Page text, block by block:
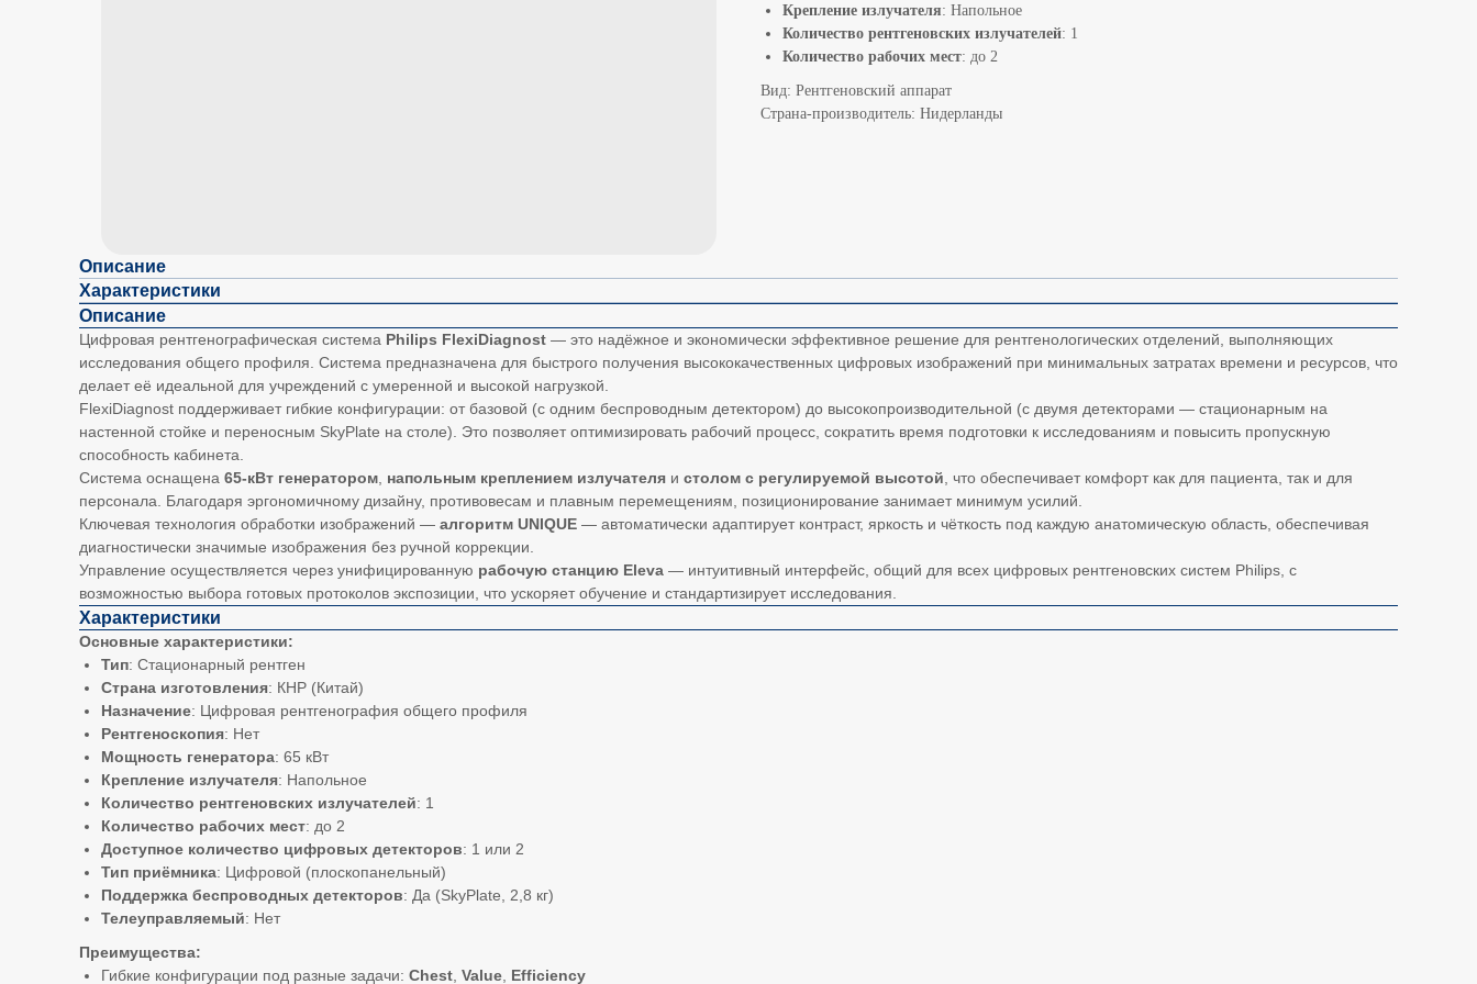
Крепление излучателя: Напольное
Количество рентгеновских излучателей: 1
Количество рабочих мест: до 2
Вид: Рентгеновский аппарат
Страна-производитель: Нидерланды
Описание
Характеристики
Описание
Цифровая рентгенографическая система Philips FlexiDiagnost — это надёжное и экономически эффективное решение для рентгенологических отделений, выполняющих
исследования общего профиля. Система предназначена для быстрого получения высококачественных цифровых изображений при минимальных затратах времени и ресурсов, что
делает её идеальной для учреждений с умеренной и высокой нагрузкой.
FlexiDiagnost поддерживает гибкие конфигурации: от базовой (с одним беспроводным детектором) до высокопроизводительной (с двумя детекторами — стационарным на
настенной стойке и переносным SkyPlate на столе). Это позволяет оптимизировать рабочий процесс, сократить время подготовки к исследованиям и повысить пропускную
способность кабинета.
Система оснащена 65-кВт генератором напольным креплением излучателя и столом с регулируемой высотой , что обеспечивает комфорт как для пациента, так и для
персонала. Благодаря эргономичному дизайну, противовесам и плавным перемещениям, позиционирование занимает минимум усилий.
Ключевая технология обработки изображений — алгоритм UNIQUE — автоматически адаптирует контраст, яркость и чёткость под каждую анатомическую область, обеспечивая
диагностически значимые изображения без ручной коррекции.
Управление осуществляется через унифицированную рабочую станцию Eleva — интуитивный интерфейс, общий для всех цифровых рентгеновских систем Philips, с
возможностью выбора готовых протоколов экспозиции, что ускоряет обучение и стандартизирует исследования.
Характеристики
Основные характеристики:
Тип: Стационарный рентген
Страна изготовления: КНР (Китай)
Назначение: Цифровая рентгенография общего профиля
Рентгеноскопия: Нет
Мощность генератора: 65 кВт
Крепление излучателя: Напольное
Количество рентгеновских излучателей: 1
Количество рабочих мест: до 2
Доступное количество цифровых детекторов: 1 или 2
Тип приёмника: Цифровой (плоскопанельный)
Поддержка беспроводных детекторов: Да (SkyPlate, 2,8 кг)
Телеуправляемый: Нет
Преимущества:
Гибкие конфигурации под разные задачи: Chest Value Efficiency